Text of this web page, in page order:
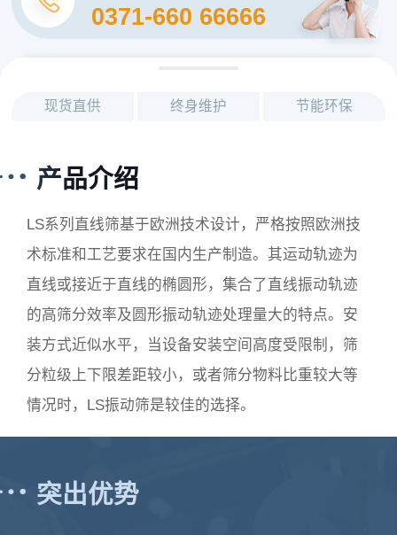
0371-660 66666
现货直供 终身维护 节能环保
产品介绍
LS系列直线筛基于欧洲技术设计，严格按照欧洲技
术标准和工艺要求在国内生产制造。其运动轨迹为
直线或接近于直线的椭圆形，集合了直线振动轨迹
的高筛分效率及圆形振动轨迹处理量大的特点。安
装方式近似水平，当设备安装空间高度受限制，筛
分粒级上下限差距较小，或者筛分物料比重较大等
情况时，LS振动筛是较佳的选择。
突出优势